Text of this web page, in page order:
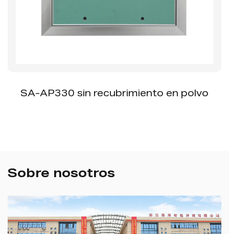
SA-AP330 sin recubrimiento en polvo
Sobre nosotros